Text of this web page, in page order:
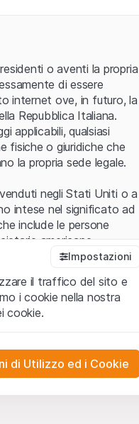
o aventi la propria
di essere
internet ove, in futuro, la
Repubblica Italiana.
applicabili, qualsiasi
fisiche o giuridiche che
la propria sede legale.
negli Stati Uniti o a
intese nel significato ad
include le persone
americane.
e di accettare le
disponibili. Nel caso in
l’utilizzo del
del Sito”) contenuti o
rappresentano né
Impostazioni
il traffico del sito e
i cookie nella nostra
cookie.
disattivati.
di Utilizzo ed i Cookie